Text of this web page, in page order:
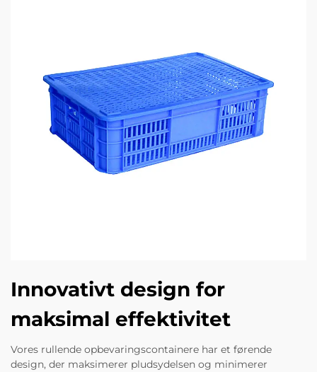
Innovativt design for
maksimal effektivitet
Vores rullende opbevaringscontainere har et førende
design, der maksimerer pludsydelsen og minimerer